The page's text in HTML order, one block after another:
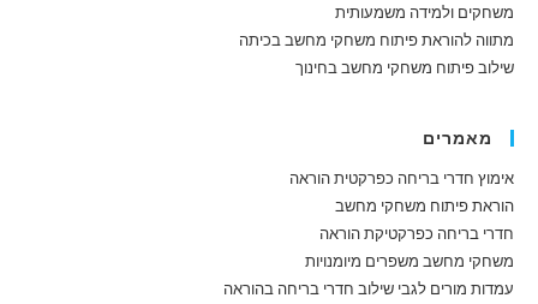
משחקים ולמידה משמעותית
מתווה להוראת פיתוח משחקי מחשב בכיתה
שילוב פיתוח משחקי מחשב בחינוך
מאמרים
אימוץ חדרי בריחה כפרקטית הוראה
הוראת פיתוח משחקי מחשב
חדרי בריחה כפרקטיקת הוראה
משחקי מחשב משפרים מיומנויות
עמדות מורים לגבי שילוב חדרי בריחה בהוראה